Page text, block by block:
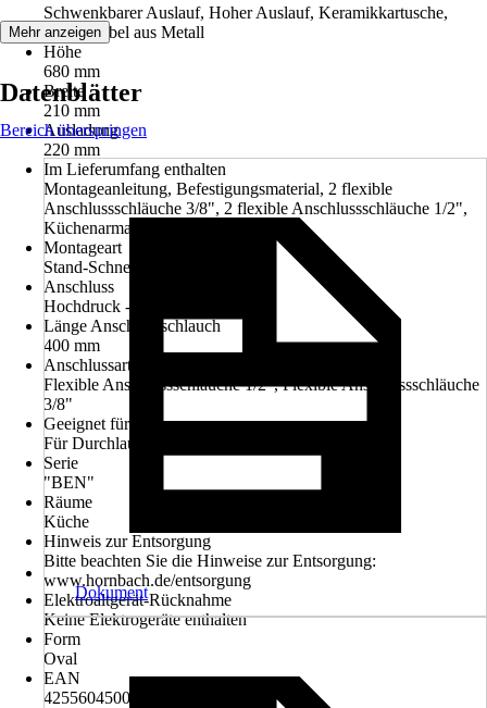
Schwenkbarer Auslauf, Hoher Auslauf, Keramikkartusche,
Bedienhebel aus Metall
Höhe
680 mm
Breite
210 mm
Ausladung
220 mm
Im Lieferumfang enthalten
Montageanleitung, Befestigungsmaterial, 2 flexible
Anschlussschläuche 3/8", 2 flexible Anschlussschläuche 1/2",
Küchenarmatur
Montageart
Stand-Schnellmontage
Anschluss
Hochdruck - druckfest
Länge Anschlussschlauch
400 mm
Anschlussart
Flexible Anschlussschläuche 1/2", Flexible Anschlussschläuche
3/8"
Geeignet für
Für Durchlauferhitzer nicht geeignet
Serie
"BEN"
Räume
Küche
Hinweis zur Entsorgung
Bitte beachten Sie die Hinweise zur Entsorgung:
www.hornbach.de/entsorgung
Elektroaltgerät-Rücknahme
Keine Elektrogeräte enthalten
Form
Oval
EAN
4255604500371
Mehr anzeigen
Datenblätter
Bereich überspringen
Dokument